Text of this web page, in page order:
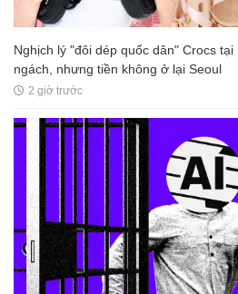
Nghịch lý "đôi dép quốc dân" Crocs
ngách, nhưng tiền không ở lại Seoul
2 giờ trước